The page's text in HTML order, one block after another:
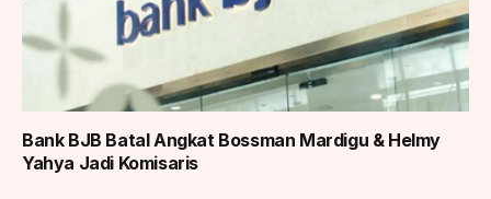
Bank BJB Batal Angkat Bossman Mardigu & Helmy
Yahya Jadi Komisaris